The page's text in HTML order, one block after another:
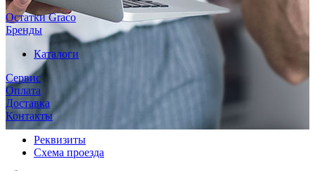
Остатки Graco
Бренды
Каталоги
Сервис
Оплата
Доставка
Контакты
Реквизиты
Схема проезда